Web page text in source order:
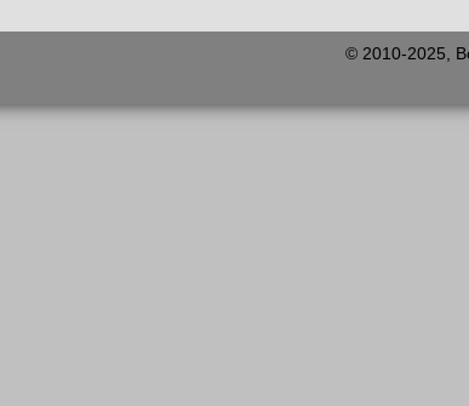
© 2010-2025,